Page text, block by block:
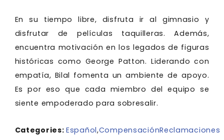
En su tiempo libre, disfruta ir al gimnasio y
disfrutar de películas taquilleras. Además,
encuentra motivación en los legados de figuras
históricas como George Patton. Liderando con
empatía, Bilal fomenta un ambiente de apoyo.
Es por eso que cada miembro del equipo se
siente empoderado para sobresalir.
Categories:Español,CompensaciónReclamaciones